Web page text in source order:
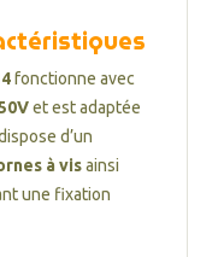
fonctionne avec
et est adaptée
d’un
à visainsi
une fixation